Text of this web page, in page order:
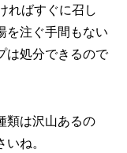
ればすぐに召し
を注ぐ手間もない
は処分できるので
類は沢山あるの
ね。